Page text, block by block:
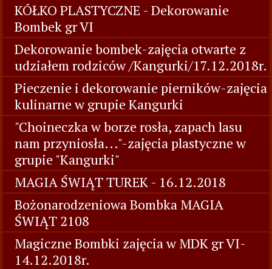
KÓŁKO PLASTYCZNE - Dekorowanie
Bombek gr VI
Dekorowanie bombek-zajęcia otwarte z
udziałem rodziców /Kangurki/17.12.2018r.
Pieczenie i dekorowanie pierników-zajęcia
kulinarne w grupie Kangurki
"Choineczka w borze rosła, zapach lasu
nam przyniosła..."-zajęcia plastyczne w
grupie "Kangurki"
MAGIA ŚWIĄT TUREK - 16.12.2018
Bożonarodzeniowa Bombka MAGIA
ŚWIĄT 2108
Magiczne Bombki zajęcia w MDK gr VI-
14.12.2018r.